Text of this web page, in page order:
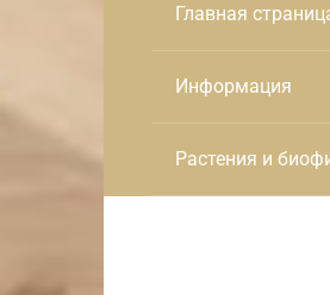
Главная
Информация
Растения и